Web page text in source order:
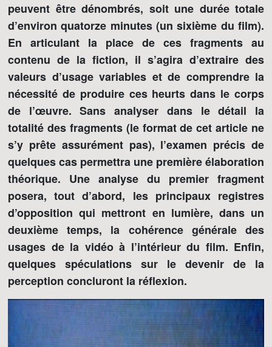
peuvent être dénombrés, soit une durée totale
d’environ quatorze minutes (un sixième du film).
En articulant la place de ces fragments au
contenu de la fiction, il s’agira d’extraire des
valeurs d’usage variables et de comprendre la
nécessité de produire ces heurts dans le corps
de l’œuvre. Sans analyser dans le détail la
totalité des fragments (le format de cet article ne
s’y prête assurément pas), l’examen précis de
quelques cas permettra une première élaboration
théorique. Une analyse du premier fragment
posera, tout d’abord, les principaux registres
d’opposition qui mettront en lumière, dans un
deuxième temps, la cohérence générale des
usages de la vidéo à l’intérieur du film. Enfin,
quelques spéculations sur le devenir de la
perception concluront la réflexion.